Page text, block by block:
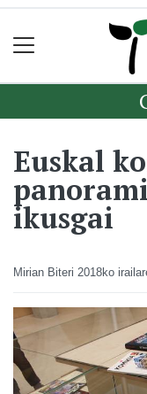
Euskal
ikusgai
Mirian Biteri 2018ko